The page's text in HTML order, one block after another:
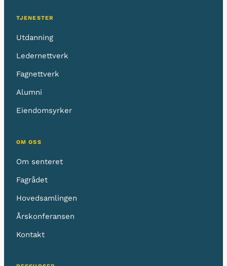
TJENESTER
Utdanning
Ledernettverk
Fagnettverk
Alumni
Eiendomsyrker
OM OSS
Om senteret
Fagrådet
Hovedsamlingen
Årskonferansen
Kontakt